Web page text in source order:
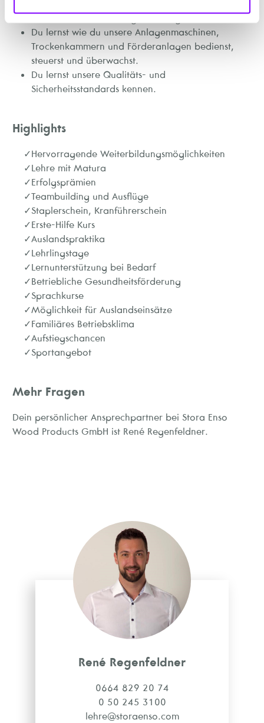
Du lernst wie du unsere Hölzer beurteilst,
kontrollierst sowie fachgerecht lagerst.
Du lernst wie du unsere Anlagenmaschinen,
Trockenkammern und Förderanlagen bedienst,
steuerst und überwachst.
Du lernst unsere Qualitäts- und
Sicherheitsstandards kennen.
Highlights
Hervorragende Weiterbildungsmöglichkeiten
Lehre mit Matura
Erfolgsprämien
Teambuilding und Ausflüge
Staplerschein, Kranführerschein
Erste-Hilfe Kurs
Auslandspraktika
Lehrlingstage
Lernunterstützung bei Bedarf
Betriebliche Gesundheitsförderung
Sprachkurse
Möglichkeit für Auslandseinsätze
Familiäres Betriebsklima
Aufstiegschancen
Sportangebot
Mehr Fragen
Dein persönlicher Ansprechpartner bei Stora Enso
Wood Products GmbH ist René Regenfeldner.
René Regenfeldner
0664 829 20 74
0 50 245 3100
lehre@storaenso.com